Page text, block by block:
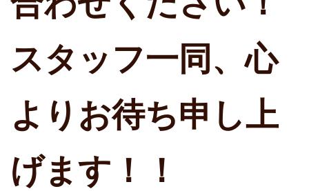
スタッフ一同、心
よりお待ち申し上
げます！！